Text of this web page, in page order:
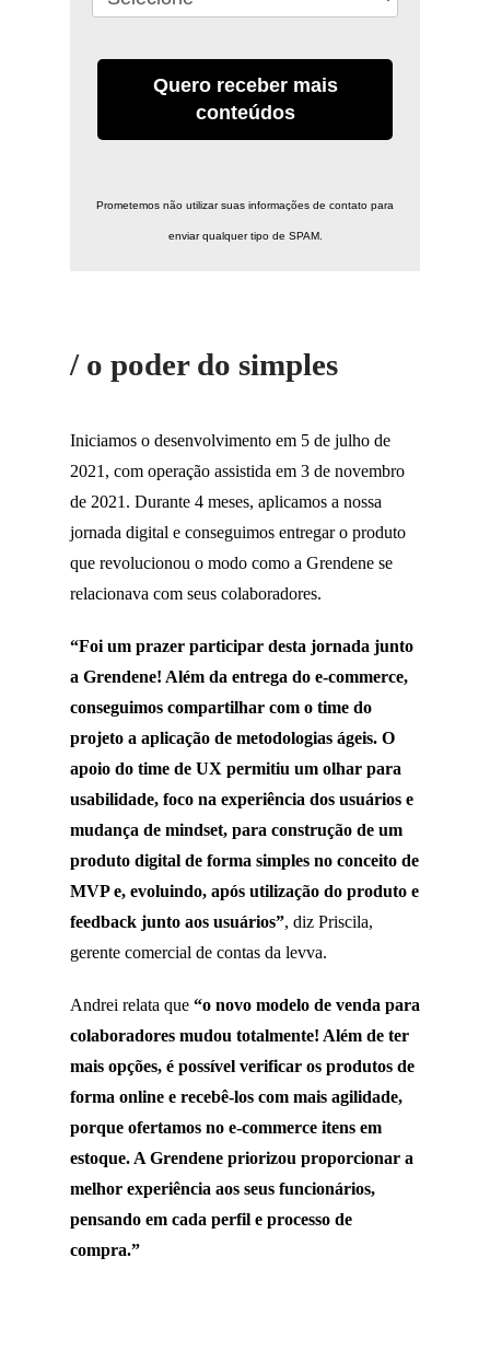
Quero receber mais
conteúdos
Prometemos não utilizar suas informações de contato para
enviar qualquer tipo de SPAM.
/ o poder do simples
Iniciamos o desenvolvimento em 5 de julho de
2021, com operação assistida em 3 de novembro
de 2021. Durante 4 meses, aplicamos a nossa
jornada digital e conseguimos entregar o produto
que revolucionou o modo como a Grendene se
relacionava com seus colaboradores.
“Foi um prazer participar desta jornada junto
a Grendene! Além da entrega do e-commerce,
conseguimos compartilhar com o time do
projeto a aplicação de metodologias ágeis. O
apoio do time de UX permitiu um olhar para
usabilidade, foco na experiência dos usuários e
mudança de mindset, para construção de um
produto digital de forma simples no conceito de
MVP e, evoluindo, após utilização do produto e
feedback junto aos usuários”, diz Priscila,
gerente comercial de contas da levva.
Andrei relata que “o novo modelo de venda para
colaboradores mudou totalmente! Além de ter
mais opções, é possível verificar os produtos de
forma online e recebê-los com mais agilidade,
porque ofertamos no e-commerce itens em
estoque. A Grendene priorizou proporcionar a
melhor experiência aos seus funcionários,
pensando em cada perfil e processo de
compra.”